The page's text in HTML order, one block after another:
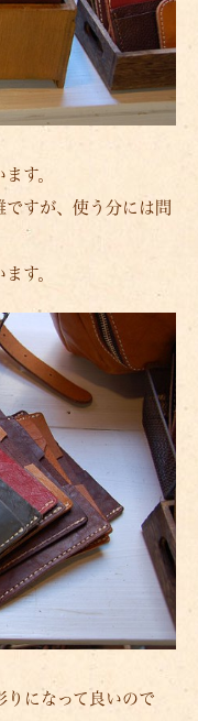
す。
すが、使う分には問
す。
りになって良いので